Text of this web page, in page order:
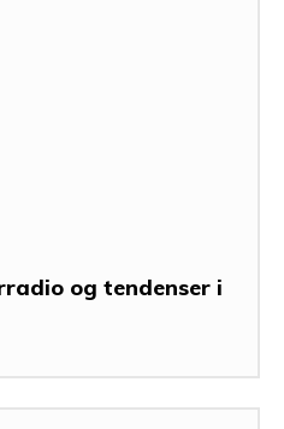
og tendenser i